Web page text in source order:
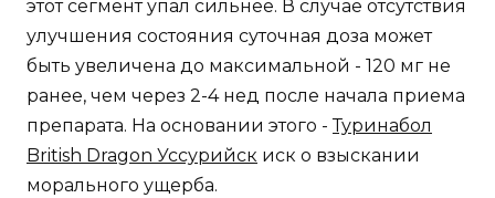
этот сегмент упал сильнее. В случае отсутствия
улучшения состояния суточная доза может
быть увеличена до максимальной - 120 мг не
ранее, чем через 2-4 нед после начала приема
препарата. На основании этого -Туринабол
British Dragon Уссурийск иск о взыскании
морального ущерба.